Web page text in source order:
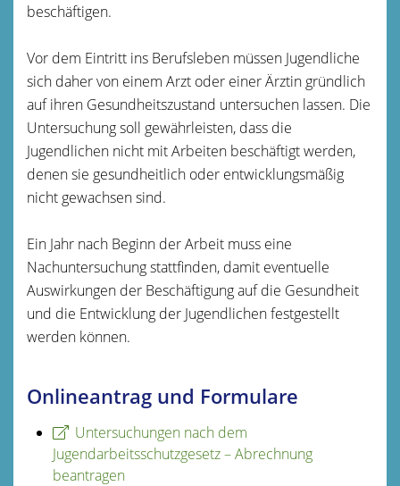
beschäftigen.
Vor dem Eintritt ins Berufsleben müssen Jugendliche
sich daher von einem Arzt oder einer Ärztin gründlich
auf ihren Gesundheitszustand untersuchen lassen. Die
Untersuchung soll gewährleisten, dass die
Jugendlichen nicht mit Arbeiten beschäftigt werden,
denen sie gesundheitlich oder entwicklungsmäßig
nicht gewachsen sind.
Ein Jahr nach Beginn der Arbeit muss eine
Nachuntersuchung stattfinden, damit eventuelle
Auswirkungen der Beschäftigung auf die Gesundheit
und die Entwicklung der Jugendlichen festgestellt
werden können.
Onlineantrag und Formulare
Untersuchungen nach dem
Jugendarbeitsschutzgesetz – Abrechnung
beantragen